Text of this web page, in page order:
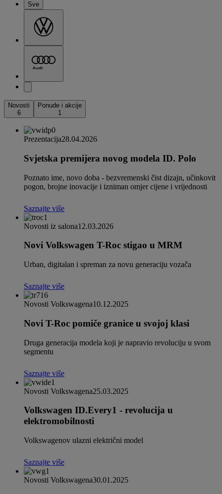
Sve
Novosti
6
Ponude i akcije
1
Prezentacija28.04.2026
Svjetska premijera novog modela ID. Polo
Poznato ime, novo doba - bezvremenski čist dizajn, učinkovit
pogon, brojne inovacije i izniman omjer cijene i vrijednosti
Saznajte više
Novosti iz salona12.03.2026
Novi Volkswagen T-Roc stigao u MRM
Urban, digitalan i spreman za novu generaciju vozača
Saznajte više
Novosti Volkswagena10.12.2025
Novi T-Roc pomiče granice u svojoj klasi
Druga generacija modela koji je napravio revoluciju u svom
segmentu
Saznajte više
Novosti Volkswagena25.03.2025
Volkswagen ID.Every1 - revolucija u
elektromobilnosti
Volkswagenov ulazni električni model
Saznajte više
Novosti Volkswagena30.01.2025